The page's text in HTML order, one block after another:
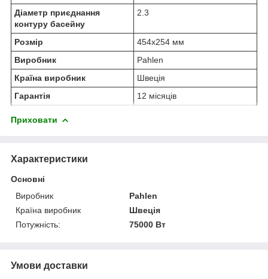
Діаметр приєднання
контуру басейну
2.3
Розмір
454х254 мм
Виробник
Pahlen
Країна виробник
Швеція
Гарантія
12 місяців
Приховати
Характеристики
Основні
Виробник
Pahlen
Країна виробник
Швеція
Потужність:
75000 Вт
Умови доставки